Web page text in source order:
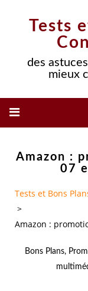
Tests
des
mieux
Amazon :
07
Tests et Bons
>
Amazon :
Bons Plans,